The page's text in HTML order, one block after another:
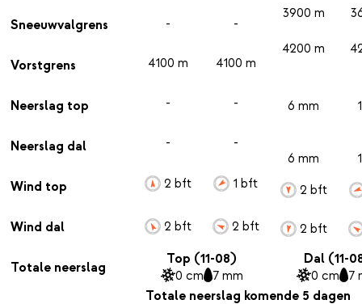
Sneeuwvalgrens
Vorstgrens
Neerslag top
Neerslag dal
Wind top
Wind dal
Totale neerslag
-
4100 m
-
-
2 bft
2 bft
-
4100 m
-
-
1 bft
2 bft
3900 m
4200 m
6 mm
6 mm
2 bft
2 bft
Top (11-08)
0 cm 7 mm
Dal (11-
0 cm 7
Totale neerslag komende 5 dagen